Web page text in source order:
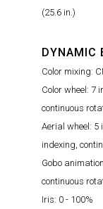
(25.6 in.)
DYNAMIC
Color mixing:
Color wheel: 7
continuous
Aerial wheel: 5
indexing,
Gobo
continuous
Iris: 0 - 100%